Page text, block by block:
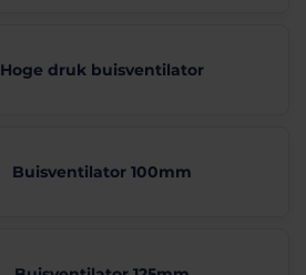
Hoge druk buisventilator
Buisventilator 100mm